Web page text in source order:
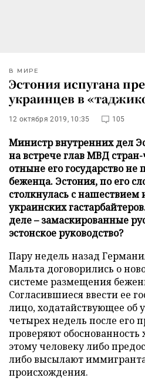
В МИРЕ
Эстония испугана
украинцев в
12 октября 2019, 10:35 105
Министр внутренних дел
на встрече глав МВД
отныне его государство
беженца. Эстония, по его
столкнулась с нашествием
украинских
деле – замаскированные
эстонское руководство?
Пару недель назад
Мальта договорились о
системе размещения
Согласившиеся ввести ее
лицо, ходатайствующее об
четырех недель после его
проверяют обоснованность
этому человеку либо
либо высылают
происхождения.